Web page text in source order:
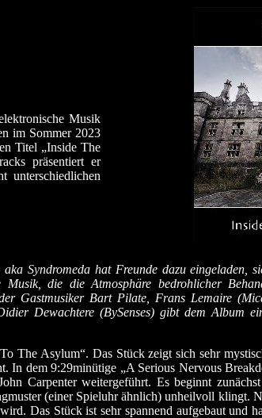
Musik
im Sommer 2023
Titel „Inside The
präsentiert er
unterschiedlichen
aka Syndromeda hat Freunde dazu eingeladen,
die die Atmosphäre bedrohlicher
Gastmusiker Bart Pilate, Frans Lemaire
Dewachtere (BySenses) gibt dem Album
The Asylum“. Das Stück zeigt sich sehr
dem 9:29minütige „A Serious Nervous
Carpenter weitergeführt. Es beginnt
(einer Spieluhr ähnlich) unheilvoll klingt.
Das Stück ist sehr spannend aufgebaut und